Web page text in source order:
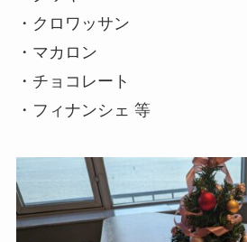
・クロワッサン
・マカロン
・チョコレート
・フィナンシェ 等